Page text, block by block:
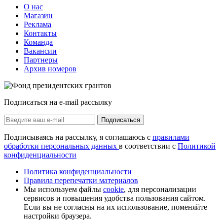
О нас
Магазин
Реклама
Контакты
Команда
Вакансии
Партнеры
Архив номеров
Подписаться на e-mail рассылку
Подписаться
Подписываясь на рассылку, я соглашаюсь с правилами
обработки персональных данных в соответствии с Политикой
конфиденциальности
Политика конфиденциальности
Правила перепечатки материалов
Мы используем файлы cookie, для персонализации
сервисов и повышения удобства пользования сайтом.
Если вы не согласны на их использование, поменяйте
настройки браузера.